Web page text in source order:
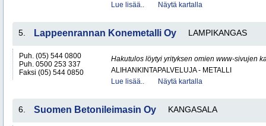
Lue lisää..
Näytä kartalla
5. Lappeenrannan Konemetalli Oy LAMPIKANGAS
Puh. (05) 544 0800
Puh. 0500 253 337
Faksi (05) 544 0850
Hakutulos löytyi yrityksen omien www-sivujen
ALIHANKINTAPALVELUJA - METALLI
Lue lisää..
Näytä kartalla
6. Suomen Betonileimasin Oy KANGASALA